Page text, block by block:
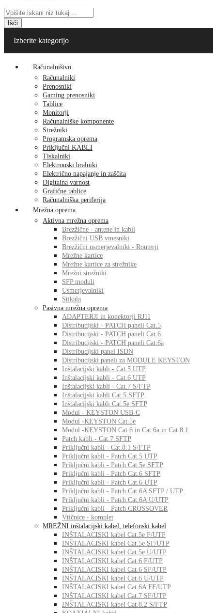
Išči
Izberite kategorijo
Računalništvo
Računalniki
Prenosniki
Gaming prenosniki
Tablice
Monitorji
Računalniške komponente
Strežniki
Programska oprema
Priključni KABLI
Tiskalniki
Elektronski bralniki
Električno napajanje in zaščita
Digitalna varnost
Grafične tablice
Računalniška periferija
Mrežna oprema
Aktivna mrežna oprema
Brezžične - antene in kabli
Brezžični USB vmesniki
Brezžični usmerjevalniki - Routerji
Mrežne kartice
Mrežne kartice za strežnike
Mrežni strežniki
SFP moduli
Usmerjevalniki
Stikala
Pasivna mrežna oprema
ADAPTERJI in konektorji RJ11
Distribucijski - PATCH paneli Cat.5
Distribucijski - PATCH paneli Cat.6
Distribucijski - PATCH paneli Cat.6a
Distribucijski panel ISDN
Distribucijski paneli za MODULE KEYSTON
Inštalacijski kabli - Cat.5 UTP
Inštalacijski kabli - Cat.6 UTP
Inštalacijski kabli - Cat.7 S/FTP
Inštalacijski kabli Cat.5 SFTP
Inštalacijski kabli Cat.5e SFTP
Modul - KEYSTON USB-C
Modul -KEYSTON Cat.5e
Modul -KEYSTON Cat.6 in Cat.6a in Cat.8.1
Patch kabli - Cat.7 SFTP
Priključni kabli - Cat.8.1 S/FTP
Priključni kabli - Patch Cat.5 UTP
Priključni kabli - Patch Cat.5e SFTP
Priključni kabli - Patch Cat.6 SFTP
Priključni kabli - Patch Cat.6 UTP
Priključni kabli - Patch Cat.6A SFTP / UTP
Priključni kabli - Patch Cat.6A U/UTP
Priključni kabli - Patch CROSSOVER
Vtičnice - komplet
MREŽNI inštalacijski kabel, telefonski kabel
INŠTALACISKI kabel Cat.5e F/UTP
INŠTALACISKI kabel Cat.5e SF/UTP
INŠTALACISKI kabel Cat.5e U/UTP
INŠTALACISKI kabel Cat.6 F/UTP
INŠTALACISKI kabel Cat.6 SF/UTP
INŠTALACISKI kabel Cat.6 U/UTP
INŠTALACISKI kabel Cat.6A FF/UTP
INŠTALACISKI kabel Cat.7 SF/UTP
INŠTALACISKI kabel Cat.8.2 S/FTP